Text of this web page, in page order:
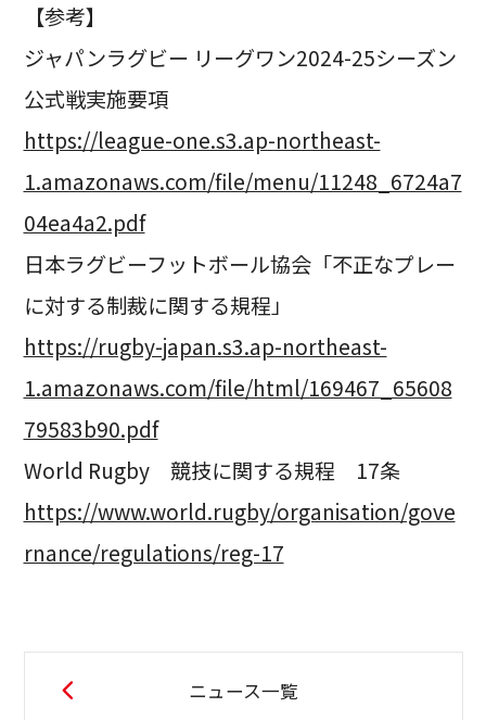
【参考】
ジャパンラグビー リーグワン2024-25シーズン
公式戦実施要項
https://league-one.s3.ap-northeast-
1.amazonaws.com/file/menu/11248_6724a7
04ea4a2.pdf
日本ラグビーフットボール協会「不正なプレー
に対する制裁に関する規程」
https://rugby-japan.s3.ap-northeast-
1.amazonaws.com/file/html/169467_65608
79583b90.pdf
World Rugby 競技に関する規程 17条
https://www.world.rugby/organisation/gove
rnance/regulations/reg-17
ニュース一覧